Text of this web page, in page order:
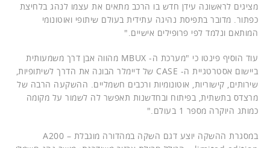
מציגים לראשונה עידן חדש בו הרכב מתאים את עצמו לנהג בלחיצת
כפתור. מדובר בתפיסת נהיגה עתידית בעולם שיתופי ואוטונומי
המותאם ונלמד לפי פרופילים אישיים."
עוד הוסיף פינטו כי "מערכת ה- MBUX מהווה אבן דרך משמעותית
ביישום אסטרטגיית ה- CASE של דיימלר הבונה את הדרך לשיתופיות,
שירותים, קישוריות, אוטונומיות ורכבים חשמליים. ההשקעה הרבה של
מרצדס בתשתית, בפיתוח ובחדשנות תאפשר לה לשמור על מקומה
כמותג היוקרה מספר 1 בעולם."
במסגרת ההשקה יוצע דגם השקה במהדורה מוגבלת – A200